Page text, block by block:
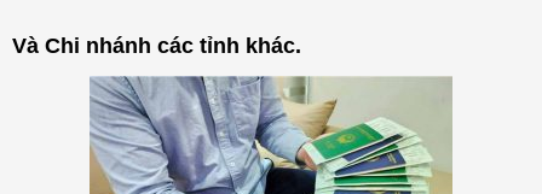
Và Chi nhánh các tỉnh khác.